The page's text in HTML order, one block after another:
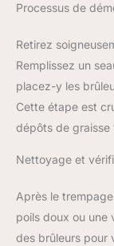
Processus de
Retirez
Remplissez un
placez-y les
Cette étape est
dépôts de graisse
Nettoyage et
Après le
poils doux ou une
des brûleurs pour